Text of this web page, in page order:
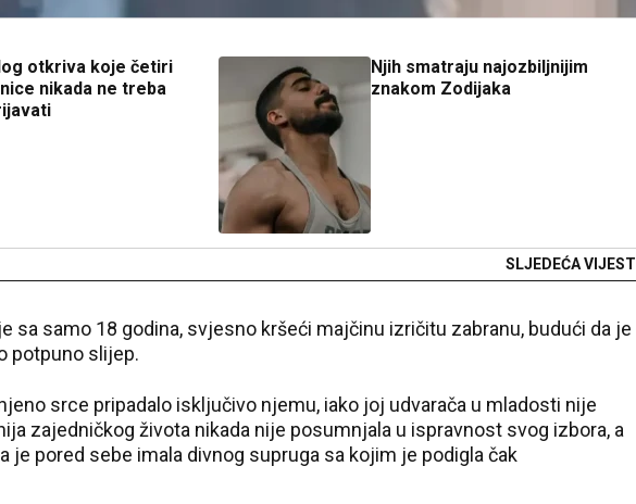
otkriva koje četiri
nikada ne treba
Njih smatraju najozbiljnijim
znakom Zodijaka
SLJEDEĆA VIJEST
sa samo 18 godina, svjesno kršeći majčinu izričitu zabranu, budući da je
potpuno slijep.
srce pripadalo isključivo njemu, iako joj udvarača u mladosti nije
zajedničkog života nikada nije posumnjala u ispravnost svog izbora, a
je pored sebe imala divnog supruga sa kojim je podigla čak